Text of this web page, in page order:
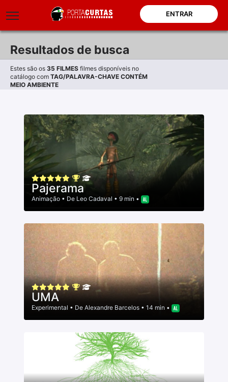
ENTRAR
Resultados de busca
Estes são os 35 FILMES filmes disponíveis no
catálogo com TAG/PALAVRA-CHAVE CONTÉM
MEIO AMBIENTE
Pajerama
Animação • De Leo Cadaval • 9 min •
UMA
Experimental • De Alexandre Barcelos • 14 min •